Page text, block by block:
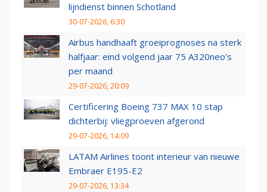
lijndienst binnen Schotland
30-07-2026, 6:30
Airbus handhaaft groeiprognoses na sterk
halfjaar: eind volgend jaar 75 A320neo’s
per maand
29-07-2026, 20:09
Certificering Boeing 737 MAX 10 stap
dichterbij: vliegproeven afgerond
29-07-2026, 14:09
LATAM Airlines toont interieur van nieuwe
Embraer E195-E2
29-07-2026, 13:34